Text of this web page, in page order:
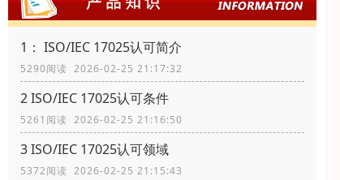
1： ISO/IEC 17025认可简介
5290阅读 2026-02-25 21:17:32
2 ISO/IEC 17025认可条件
5261阅读 2026-02-25 21:16:50
3 ISO/IEC 17025认可领域
5372阅读 2026-02-25 21:15:43